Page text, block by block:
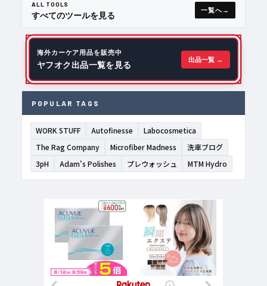
ALL TOOLS
すべてのツールを見る
一覧へ
海外カーケア用品を販売中
ヤフオク出品一覧を見る 出品一覧 →
POPULAR TAGS
WORK STUFF Autofinesse
Labocosmetica
The Rag Company
Microfiber Madness
洗車ブログ
3pH
Adam's Polishes プレウォッシュ MTM Hydro